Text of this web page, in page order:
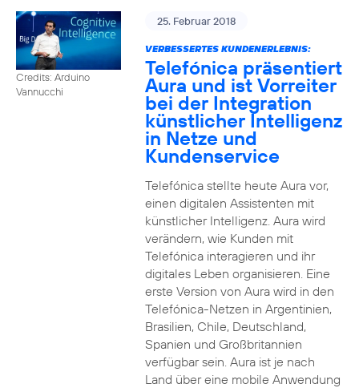
Credits: Arduino
Vannucchi
25. Februar 2018
VERBESSERTES KUNDENERLEBNIS:
Telefónica präsentiert
Aura und ist Vorreiter
bei der Integration
künstlicher Intelligenz
in Netze und
Kundenservice
Telefónica stellte heute Aura vor,
einen digitalen Assistenten mit
künstlicher Intelligenz. Aura wird
verändern, wie Kunden mit
Telefónica interagieren und ihr
digitales Leben organisieren. Eine
erste Version von Aura wird in den
Telefónica-Netzen in Argentinien,
Brasilien, Chile, Deutschland,
Spanien und Großbritannien
verfügbar sein. Aura ist je nach
Land über eine mobile Anwendung